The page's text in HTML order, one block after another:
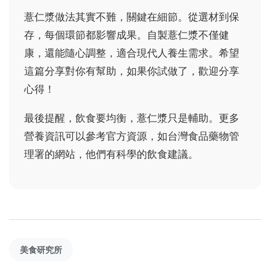
薏仁漿做法其實不難，關鍵在細節。從選材到保
存，每個環節都影響成果。自製薏仁漿不僅健
康，還能隨心調整，適合現代人養生需求。希望
這篇分享對你有幫助，如果你試做了，歡迎分享
心得！
最後提醒，飲食要均衡，薏仁漿只是輔助。更多
營養資訊可以參考官方資源，如台灣食品藥物管
理署的網站，他們有科學的飲食建議。
美食研究所